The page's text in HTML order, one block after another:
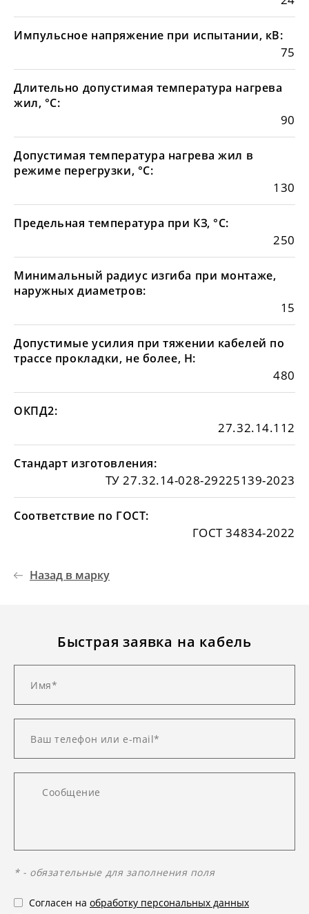
Импульсное напряжение при испытании, кВ:
75
Длительно допустимая температура нагрева
жил, °С:
90
Допустимая температура нагрева жил в
режиме перегрузки, °С:
130
Предельная температура при КЗ, °С:
250
Минимальный радиус изгиба при монтаже,
наружных диаметров:
15
Допустимые усилия при тяжении кабелей по
трассе прокладки, не более, Н:
480
ОКПД2:
27.32.14.112
Стандарт изготовления:
ТУ 27.32.14-028-29225139-2023
Соответствие по ГОСТ:
ГОСТ 34834-2022
Назад в марку
Быстрая заявка на кабель
* - обязательные для заполнения поля
Согласен на обработку персональных данных